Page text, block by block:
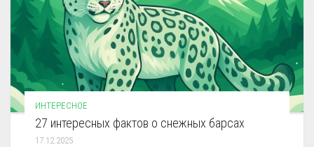
ИНТЕРЕСНОЕ
27 интересных фактов о снежных барсах
17.12.2025